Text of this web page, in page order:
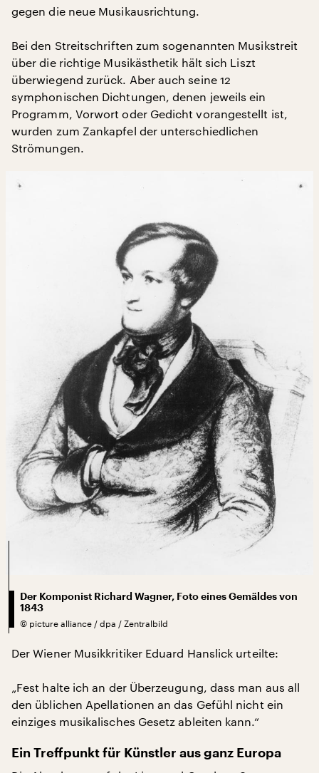
gegen die neue Musikausrichtung.
Bei den Streitschriften zum sogenannten Musikstreit
über die richtige Musikästhetik hält sich Liszt
überwiegend zurück. Aber auch seine 12
symphonischen Dichtungen, denen jeweils ein
Programm, Vorwort oder Gedicht vorangestellt ist,
wurden zum Zankapfel der unterschiedlichen
Strömungen.
Der Komponist Richard Wagner, Foto eines Gemäldes von
1843
© picture alliance / dpa / Zentralbild
Der Wiener Musikkritiker Eduard Hanslick urteilte:
„Fest halte ich an der Überzeugung, dass man aus all
den üblichen Apellationen an das Gefühl nicht ein
einziges musikalisches Gesetz ableiten kann.“
Ein Treffpunkt für Künstler aus ganz Europa